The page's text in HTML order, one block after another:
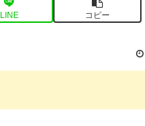
LINE コピー